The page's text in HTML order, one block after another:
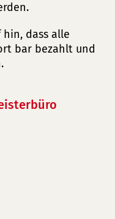
hin, dass alle
bar bezahlt und